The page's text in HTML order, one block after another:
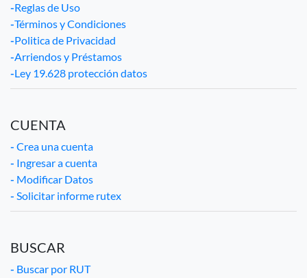
-Reglas de Uso
-Términos y Condiciones
-Politica de Privacidad
-Arriendos y Préstamos
-Ley 19.628 protección datos
CUENTA
- Crea una cuenta
- Ingresar a cuenta
- Modificar Datos
- Solicitar informe rutex
BUSCAR
- Buscar por RUT